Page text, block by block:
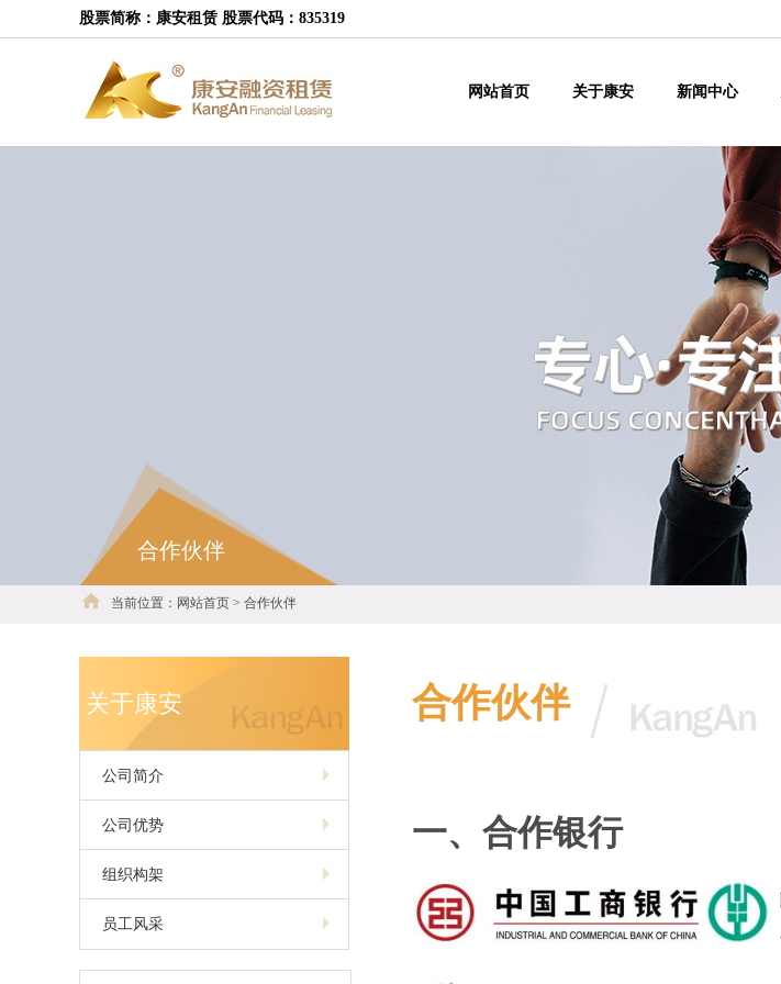
股票简称：康安租赁 股票代码：835319
网站首页 关于康安 新闻中心
合作伙伴
当前位置：网站首页 > 合作伙伴
关于康安
公司简介
公司优势
组织构架
员工风采
合作伙伴
一、合作银行